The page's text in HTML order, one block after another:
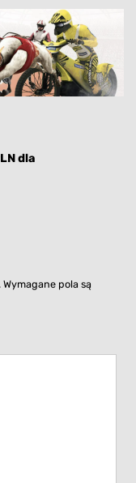
dla
Wymagane pola są